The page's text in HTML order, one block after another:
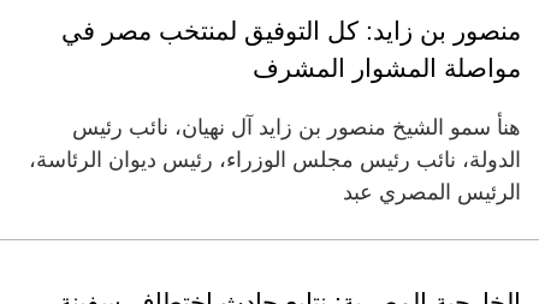
منصور بن زايد: كل التوفيق لمنتخب مصر في
مواصلة المشوار المشرف
هنأ سمو الشيخ منصور بن زايد آل نهيان، نائب رئيس
الدولة، نائب رئيس مجلس الوزراء، رئيس ديوان الرئاسة،
الرئيس المصري عبد